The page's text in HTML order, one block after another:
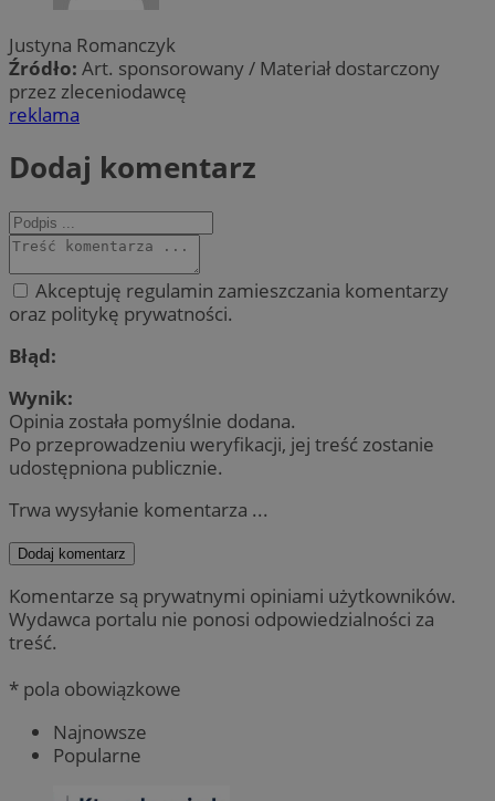
Justyna Romanczyk
Źródło: Art. sponsorowany / Materiał dostarczony
przez zleceniodawcę
reklama
Dodaj komentarz
Akceptuję regulamin zamieszczania komentarzy
oraz politykę prywatności.
Błąd:
Wynik:
Opinia została pomyślnie dodana.
Po przeprowadzeniu weryfikacji, jej treść zostanie
udostępniona publicznie.
Trwa wysyłanie komentarza ...
Dodaj komentarz
Komentarze są prywatnymi opiniami użytkowników.
Wydawca portalu nie ponosi odpowiedzialności za
treść.
* pola obowiązkowe
Najnowsze
Popularne